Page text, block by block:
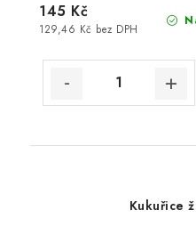
129,46 Kč bez DPH
145 Kč
Kukuřice